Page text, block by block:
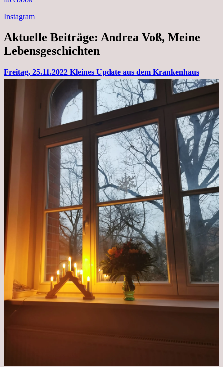
Instagram
Aktuelle Beiträge: Andrea Voß, Meine
Lebensgeschichten
Freitag, 25.11.2022 Kleines Update aus dem Krankenhaus